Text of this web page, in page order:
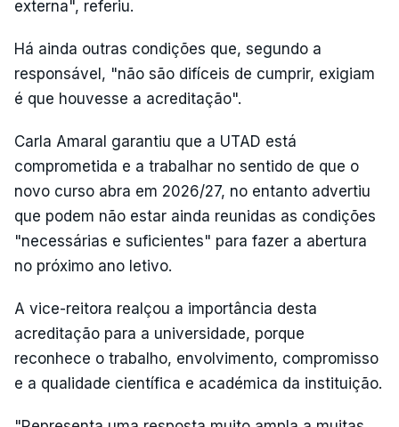
externa", referiu.
Há ainda outras condições que, segundo a
responsável, "não são difíceis de cumprir, exigiam
é que houvesse a acreditação".
Carla Amaral garantiu que a UTAD está
comprometida e a trabalhar no sentido de que o
novo curso abra em 2026/27, no entanto advertiu
que podem não estar ainda reunidas as condições
"necessárias e suficientes" para fazer a abertura
no próximo ano letivo.
A vice-reitora realçou a importância desta
acreditação para a universidade, porque
reconhece o trabalho, envolvimento, compromisso
e a qualidade científica e académica da instituição.